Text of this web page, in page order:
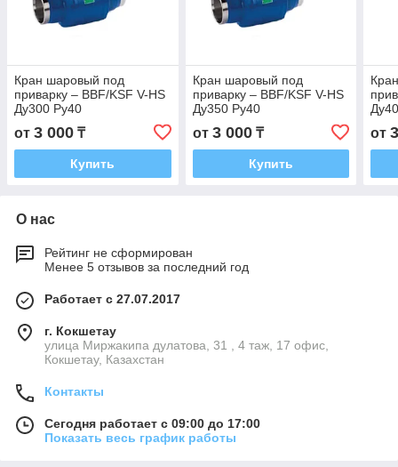
Кран шаровый под
приварку – BBF/KSF V-HS
Ду300 Ру40
от 3 000 ₸
Купить
Кран шаровый под
приварку – BBF/KSF V-HS
Ду350 Ру40
от 3 000₸
Купить
от
О нас
Рейтинг не сформирован
Менее 5 отзывов за последний год
Работает с 27.07.2017
г. Кокшетау
улица Миржакипа дулатова, 31 , 4 таж, 17 офис,
Кокшетау, Казахстан
Контакты
Сегодня работает с 09:00 до 17:00
Показать весь график работы